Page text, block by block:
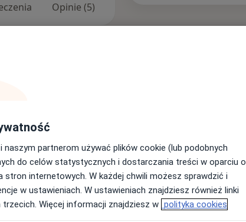
Opinie (5)
naszym partnerom używać plików cookie (lub podobnych
do celów statystycznych i dostarczania treści w oparciu o
stron internetowych. W każdej chwili możesz sprawdzić i
w ustawieniach. W ustawieniach znajdziesz również linki
Więcej informacji znajdziesz w polityka cookies